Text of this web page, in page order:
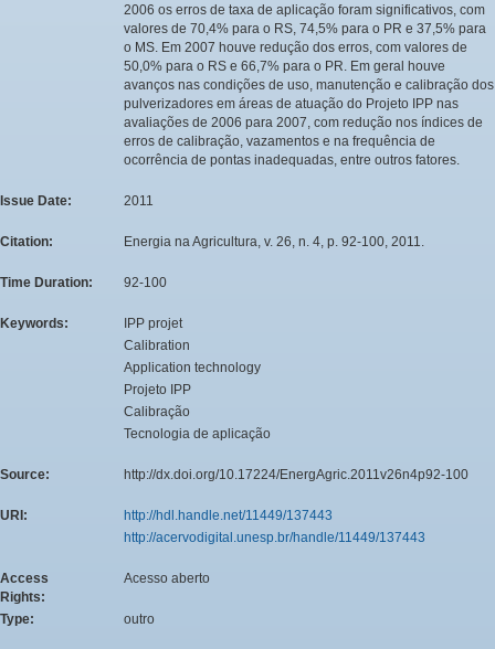
2006 os erros de taxa de aplicação foram significativos, com
valores de 70,4% para o RS, 74,5% para o PR e 37,5% para
o MS. Em 2007 houve redução dos erros, com valores de
50,0% para o RS e 66,7% para o PR. Em geral houve
avanços nas condições de uso, manutenção e calibração dos
pulverizadores em áreas de atuação do Projeto IPP nas
avaliações de 2006 para 2007, com redução nos índices de
erros de calibração, vazamentos e na frequência de
ocorrência de pontas inadequadas, entre outros fatores.
Issue Date: 2011
Citation: Energia na Agricultura, v. 26, n. 4, p. 92-100, 2011.
Time Duration: 92-100
Keywords:
IPP projet
Calibration
Application technology
Projeto IPP
Calibração
Tecnologia de aplicação
Source: http://dx.doi.org/10.17224/EnergAgric.2011v26n4p92-100
URI:
http://hdl.handle.net/11449/137443
http://acervodigital.unesp.br/handle/11449/137443
Access
Rights:
Acesso aberto
Type: outro